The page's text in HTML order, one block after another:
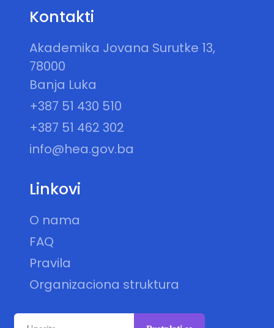
Kontakti
Akademika Jovana Surutke 13,
78000
Banja Luka
+387 51 430 510
+387 51 462 302
info@hea.gov.ba
Linkovi
O nama
FAQ
Pravila
Organizaciona struktura